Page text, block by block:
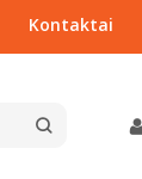
Kontaktai